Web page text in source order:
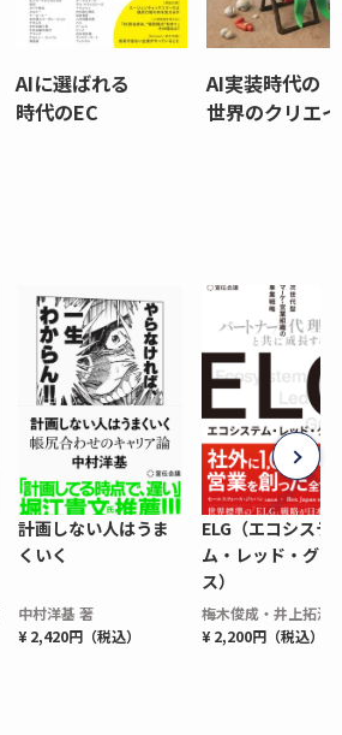
AIに選ばれる
時代のEC
AI実装時代の
世界のクリエ
計画しない人はうま
くいく
中村洋基 著
¥ 2,420円（税込）
ELG（エコシステ
ム・レッド・グロ
ス）
梅木俊成・井上拓海
¥ 2,200円（税込）